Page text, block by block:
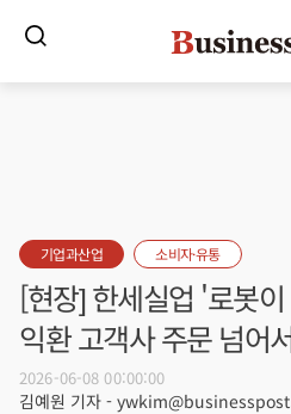
기업과산업 소비자·유통
[현장] 한세실업 '로봇
익환 고객사 주문 넘어
2026-06-08 00:00:00
김예원 기자 -